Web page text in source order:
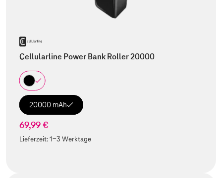
Cellularline Power Bank Roller 20000
20000 mAh
69,99 €
Lieferzeit:1-3 Werktage